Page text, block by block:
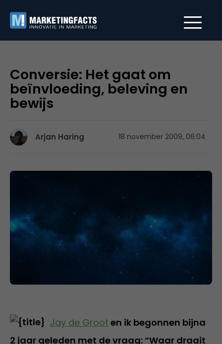
Conversie: Het gaat om
beïnvloeding, beleving en
bewijs
Arjan Haring 18 november 2009, 06:04
Jay de Groot en ik begonnen bijna
2 jaar geleden met de vraag: “Waar draait